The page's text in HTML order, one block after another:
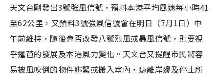
天文台剛發出3號強風信號，預料本港平均風速每小時41
至62公里，又預料3號強風信號會在明日（7月1日）中
午前維持，隨後會否改發八號烈風或暴風信號，則要視
乎暹芭的發展及本港風力變化。天文台又提醒市民將容
易被風吹倒的物件綁緊或搬入室內，遠離岸邊及停止所